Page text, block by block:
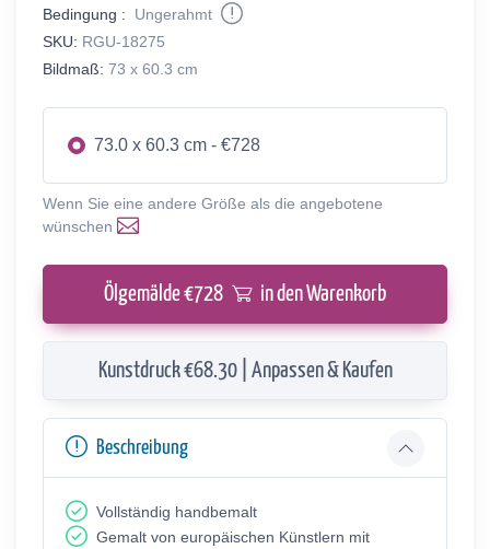
Bedingung :
Ungerahmt
SKU: RGU-18275
Bildmaß: 73 x 60.3 cm
73.0 x 60.3 cm - €728
Wenn Sie eine andere Größe als die angebotene
wünschen
Ölgemälde €728 in den Warenkorb
Kunstdruck €68.30 | Anpassen & Kaufen
Beschreibung
Vollständig handbemalt
Gemalt von europäischen Künstlern mit